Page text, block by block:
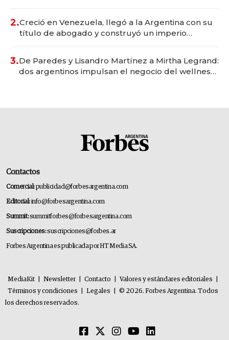
2.Creció en Venezuela, llegó a la Argentina con su
título de abogado y construyó un imperio
3.De Paredes y Lisandro Martínez a Mirtha Legrand:
dos argentinos impulsan el negocio del wellness
Contactos
Comercial:publicidad@forbesargentina.com
Editorial:info@forbesargentina.com
Summit:summitforbes@forbesargentina.com
Suscripciones:suscripciones@forbes.ar
Forbes Argentina es publicada por HT Media SA.
MediaKit Newsletter Contacto Valores y estándares editoriales
Términos y condiciones
Legales
© 2026. Forbes Argentina. Todos
los derechos reservados.